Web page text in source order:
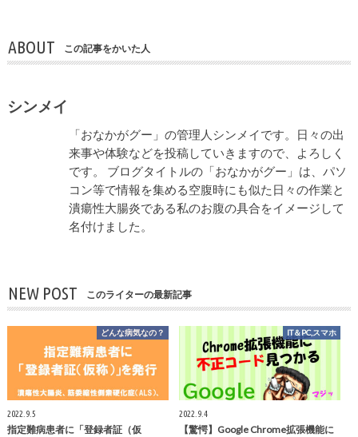
ABOUT この記事をかいた人
シンメイ
「おなかがグー」の管理人シンメイです。日々の出
来事や体験などを投稿していきますので、よろしく
です。 ブログタイトルの「おなかがグー」は、パソ
コン等で情報を集める空腹時にも似た日々の作業と
潰瘍性大腸炎である私のお腹の具合をイメージして
名付けました。
NEW POST このライターの最新記事
どんな病気なの？
2022.9.5
指定難病患者に「登録者証（仮
IT＆PC,スマホ
2022.9.4
【驚愕】Google Chrome拡張機能に